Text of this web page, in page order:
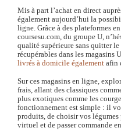
Mis à part l’achat en direct
également aujourd’hui la
ligne. Grâce à des plateformes
coursesu.com, du groupe U,
qualité supérieure sans quitter
récupérables dans les magasins
livrés à domicile également afin
Sur ces magasins en ligne,
frais, allant des classiques
plus exotiques comme les
fonctionnement est simple : il
produits, de choisir vos légumes
virtuel et de passer commande